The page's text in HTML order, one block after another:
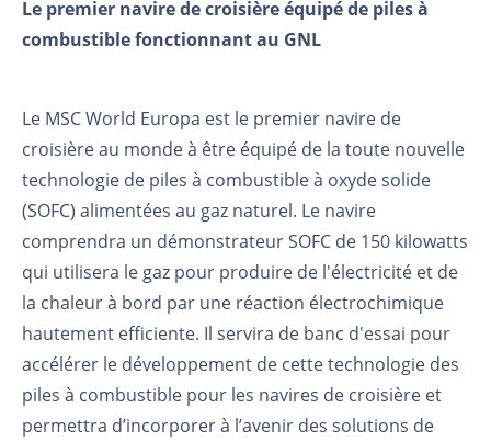
Le premier navire de croisière équipé de piles à
combustible fonctionnant au GNL
Le MSC World Europa est le premier navire de
croisière au monde à être équipé de la toute nouvelle
technologie de piles à combustible à oxyde solide
(SOFC) alimentées au gaz naturel. Le navire
comprendra un démonstrateur SOFC de 150 kilowatts
qui utilisera le gaz pour produire de l'électricité et de
la chaleur à bord par une réaction électrochimique
hautement efficiente. Il servira de banc d'essai pour
accélérer le développement de cette technologie des
piles à combustible pour les navires de croisière et
permettra d’incorporer à l’avenir des solutions de